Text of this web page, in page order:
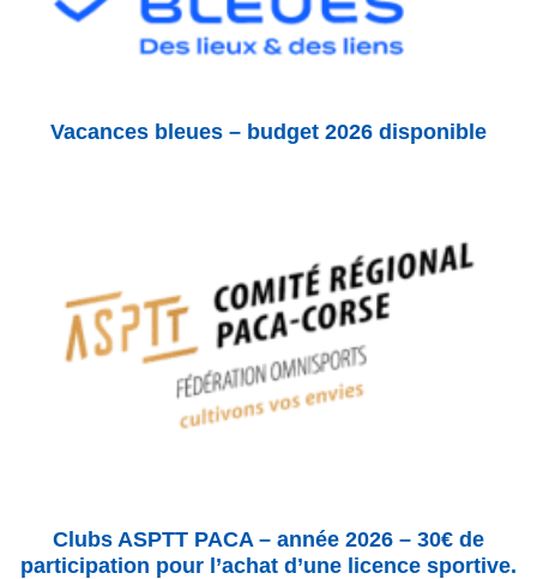
Vacances bleues – budget 2026 disponible
Clubs ASPTT PACA – année 2026 – 30€ de
participation pour l’achat d’une licence sportive.